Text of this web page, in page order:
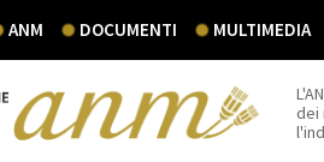
ANM DOCUMENTI MULTIMEDIA
dei